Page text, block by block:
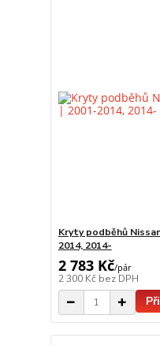
Kryty podběhů
2014, 2014-
2 783 Kč/pár
2 300 Kč bez DPH